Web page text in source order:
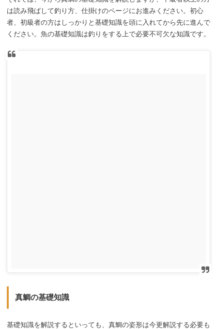
は読み飛ばして釣り方、仕掛けのページにお進みください。初心
者、初級者の方はしっかりと基礎知識を頭に入れてから先に進んで
ください。魚の基礎知識は釣りをする上で必要不可欠な知識です。
真鯛の基礎知識
基礎知識を解説するといっても、真鯛の姿形は今更解説する必要も